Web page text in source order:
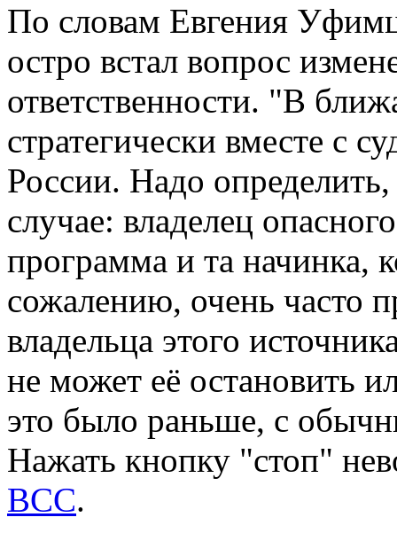
По словам Евгения
остро встал вопрос
ответственности. "В
стратегически вместе с
России. Надо определить,
случае: владелец
программа и та начинка,
сожалению, очень часто
владельца этого
не может её остановить
это было раньше, с
Нажать кнопку "стоп"
ВСС.